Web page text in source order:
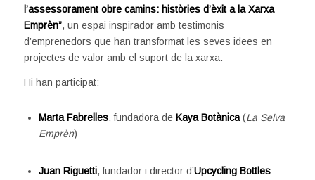
l’assessorament obre camins: històries d’èxit a la Xarxa
Emprèn”, un espai inspirador amb testimonis
d’emprenedors que han transformat les seves idees en
projectes de valor amb el suport de la xarxa.
Hi han participat:
Marta Fabrelles, fundadora de Kaya Botànica(La Selva
Emprèn)
Juan Riguetti, fundador i director d’Upcycling Bottles